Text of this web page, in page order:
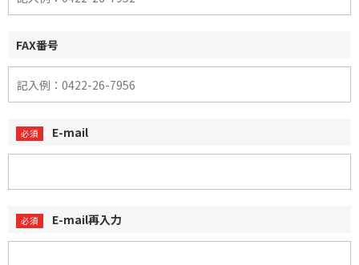
FAX番号
E-mail
E-mail再入力